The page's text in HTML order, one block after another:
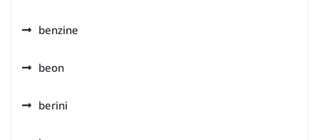
benzine
beon
berini